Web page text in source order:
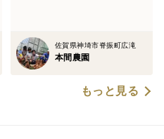
佐賀県神埼市脊振町広滝
本間農園
もっと見る